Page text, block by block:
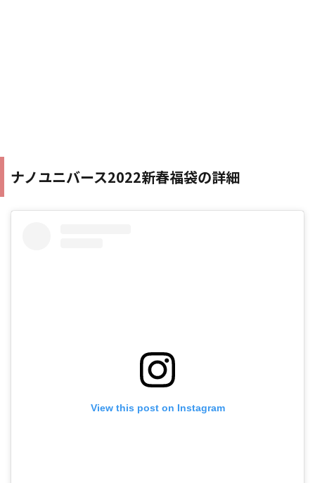
ナノユニバース2022新春福袋の詳細
View this post on Instagram